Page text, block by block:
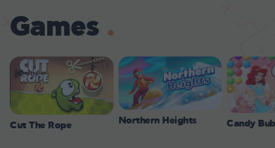
Games
Cut The Rope Northern Heights Candy